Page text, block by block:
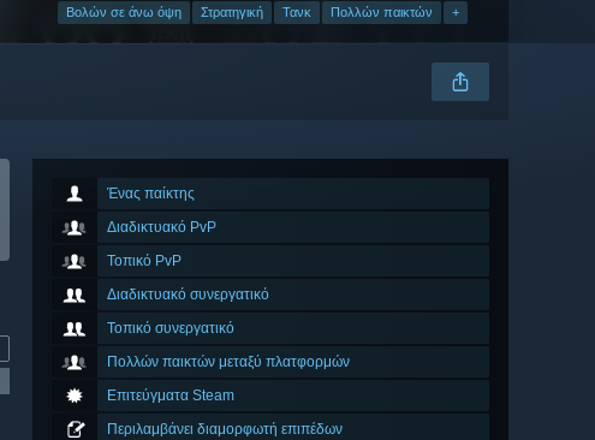
Βολών σε άνω όψη Στρατηγική Τανκ Πολλών παικτών +
Ένας παίκτης
Διαδικτυακό PvP
Τοπικό PvP
Διαδικτυακό συνεργατικό
Τοπικό συνεργατικό
Πολλών παικτών μεταξύ πλατφορμών
Επιτεύγματα Steam
Περιλαμβάνει διαμορφωτή επιπέδων